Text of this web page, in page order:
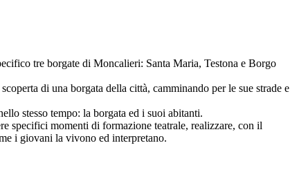
tre borgate di Moncalieri: Santa Maria, Testona e Borgo
di una borgata della città, camminando per le sue strade e
stesso tempo: la borgata ed i suoi abitanti.
specifici momenti di formazione teatrale, realizzare, con il
i giovani la vivono ed interpretano.